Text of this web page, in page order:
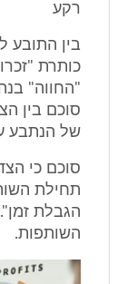
רקע
כותרת
"החווה"
של הנתבע
סוכם כי
הגבלת
השותפות.